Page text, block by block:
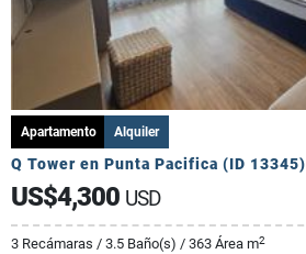
Apartamento Alquiler
Q Tower en Punta Pacifica (ID 13345)
US$4,300 USD
3 Recámaras / 3.5 Baño(s) / 363 Área m2